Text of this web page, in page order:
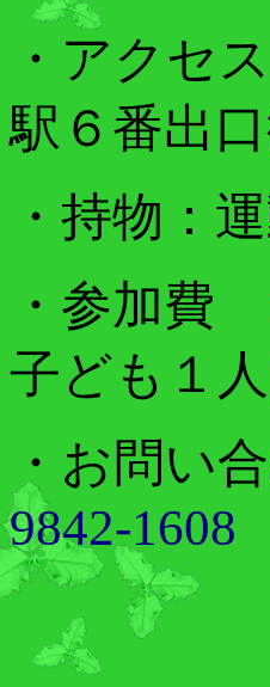
・アクセス
駅６番出
・持物 ：
・参加費
子ども１人
・お問い
9842-1608